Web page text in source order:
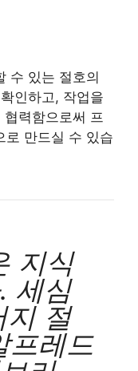
수 있는 절호의
인하고, 작업을
력함으로써 프
로 만드실 수 있습
지식
세심
지 절
프레드